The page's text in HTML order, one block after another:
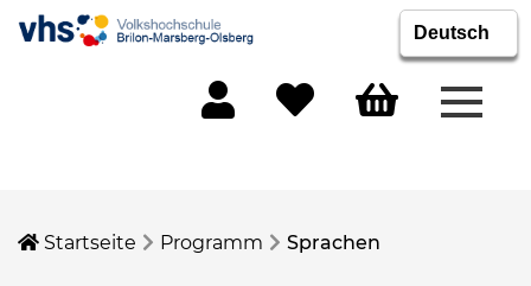
Startseite Programm Sprachen